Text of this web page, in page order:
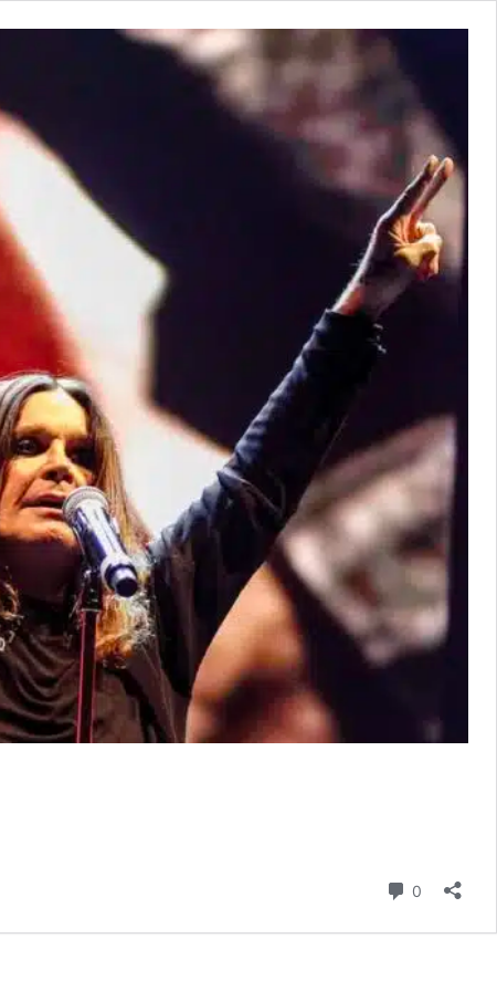
0 Commenti